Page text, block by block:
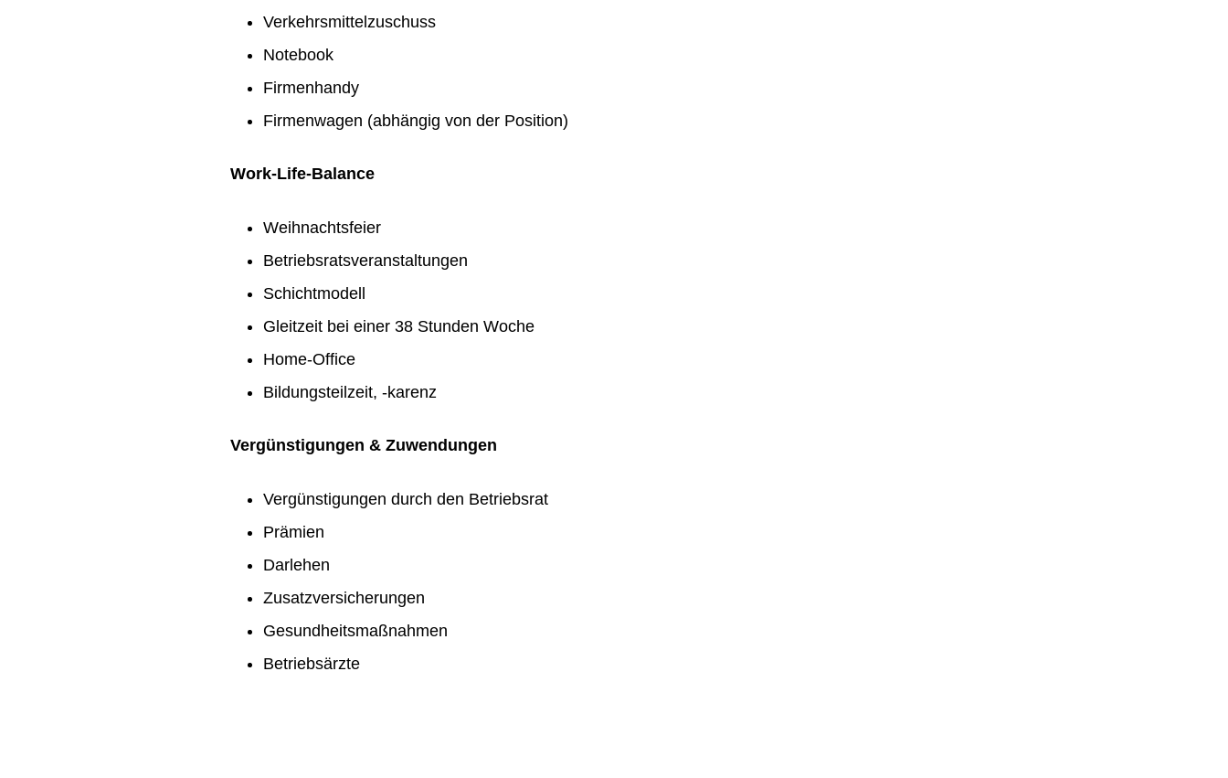
Verkehrsmittelzuschuss
Notebook
Firmenhandy
Firmenwagen (abhängig von der Position)
Work-Life-Balance
Weihnachtsfeier
Betriebsratsveranstaltungen
Schichtmodell
Gleitzeit bei einer 38 Stunden Woche
Home-Office
Bildungsteilzeit, -karenz
Vergünstigungen & Zuwendungen
Vergünstigungen durch den Betriebsrat
Prämien
Darlehen
Zusatzversicherungen
Gesundheitsmaßnahmen
Betriebsärzte